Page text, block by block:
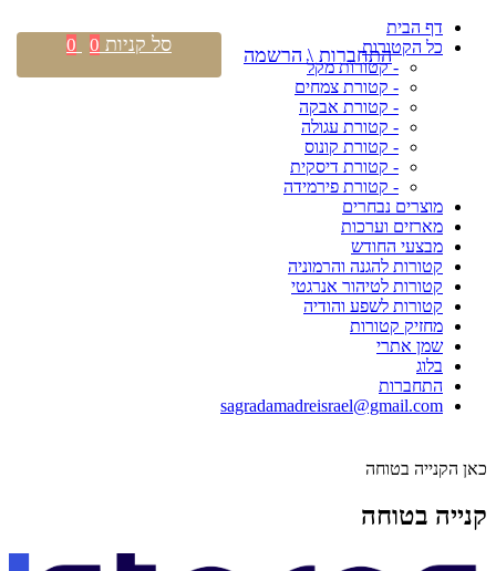
דף הבית
כל הקטורות
- קטורות מקל
- קטורת צמחים
- קטורת אבקה
- קטורת עגולה
- קטורת קונוס
- קטורת דיסקית
- קטורת פירמידה
מוצרים נבחרים
מארזים וערכות
מבצעי החודש
קטורות להגנה והרמוניה
קטורות לטיהור אנרגטי
קטורות לשפע והודיה
מחזיק קטורות
שמן אתרי
בלוג
התחברות
sagradamadreisrael@gmail.com
כאן הקנייה בטוחה
קנייה בטוחה
התחברות \ הרשמה סל קניות 0
0